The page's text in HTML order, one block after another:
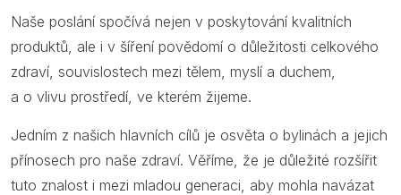
Naše poslání spočívá nejen v poskytování kvalitních
produktů, ale i v šíření povědomí o důležitosti celkového
zdraví, souvislostech mezi tělem, myslí a duchem,
a o vlivu prostředí, ve kterém žijeme.
Jedním z našich hlavních cílů je osvěta o bylinách a jejich
přínosech pro naše zdraví. Věříme, že je důležité rozšířit
tuto znalost i mezi mladou generaci, aby mohla navázat